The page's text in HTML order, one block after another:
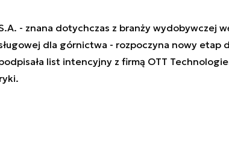
- znana dotychczas z branży wydobywczej
dla górnictwa - rozpoczyna nowy etap
list intencyjny z firmą OTT